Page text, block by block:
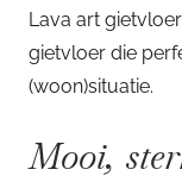
Lava art
gietvloer die
(woon)situatie.
Mooi,